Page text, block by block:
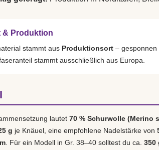
& Produktion
stammt aus Produktionsort – gesponnen
stammt ausschließlich aus Europa.
lautet 70 % Schurwolle (Merino
g je Knäuel, eine empfohlene Nadelstärke von
. Für ein Modell in Gr. 38–40 solltest du ca. 350